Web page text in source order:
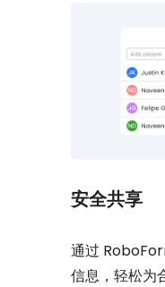
安全共享
通过
信息，轻松为